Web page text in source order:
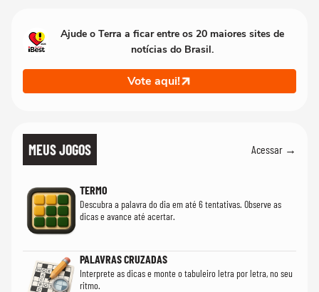
Ajude o Terra a ficar entre os 20 maiores sites de
notícias do Brasil.
Vote aqui!
MEUS JOGOS Acessar →
TERMO
Descubra a palavra do dia em até 6 tentativas. Observe as
dicas e avance até acertar.
PALAVRAS CRUZADAS
Interprete as dicas e monte o tabuleiro letra por letra, no seu
ritmo.